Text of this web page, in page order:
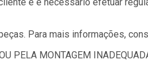
Para mais informações,
PELA MONTAGEM